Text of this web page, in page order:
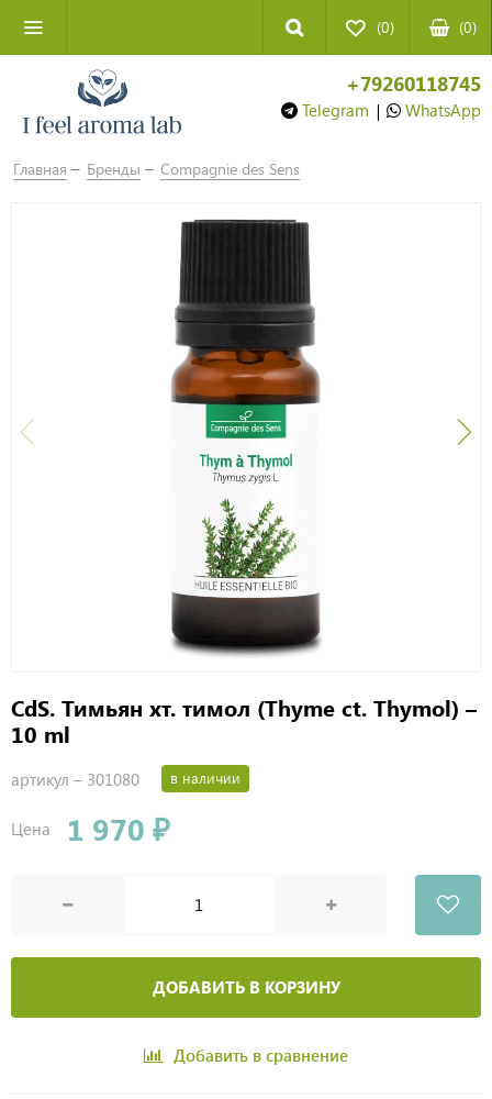
(0) (0)
+79260118745
Telegram | WhatsApp
Главная Бренды Compagnie des Sens
CdS. Тимьян хт. тимол (Thyme ct. Thymol) –
10 ml
артикул – 301080 в наличии
Цена 1 970 ₽
ДОБАВИТЬ В КОРЗИНУ
Добавить в сравнение